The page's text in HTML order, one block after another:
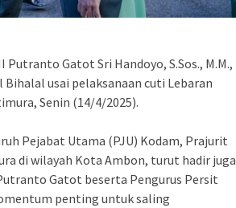
Putranto Gatot Sri Handoyo, S.Sos., M.M.,
usai pelaksanaan cuti Lebaran
Senin (14/4/2025).
Pejabat Utama (PJU) Kodam, Prajurit
di wilayah Kota Ambon, turut hadir juga
Gatot beserta Pengurus Persit
penting untuk saling